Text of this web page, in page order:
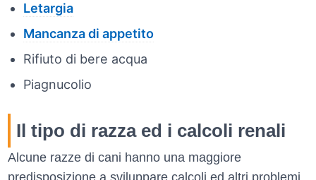
Letargia
Mancanza di appetito
Rifiuto di bere acqua
Piagnucolio
Il tipo di razza ed i calcoli renali
Alcune razze di cani hanno una maggiore